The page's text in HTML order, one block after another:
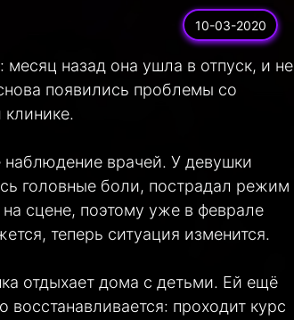
10-03-2020
назад она ушла в отпуск, и не
появились проблемы со
наблюдение врачей. У девушки
головные боли, пострадал режим
сцене, поэтому уже в феврале
теперь ситуация изменится.
отдыхает дома с детьми. Ей ещё
восстанавливается: проходит курс